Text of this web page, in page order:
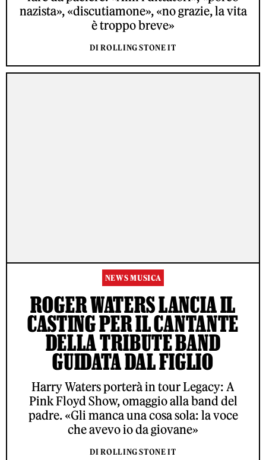
nazista», «discutiamone», «no grazie, la vita
è troppo breve»
DI ROLLING STONE IT
NEWS MUSICA
ROGER WATERS LANCIA IL
CASTING PER IL CANTANTE
DELLA TRIBUTE BAND
GUIDATA DAL FIGLIO
Harry Waters porterà in tour Legacy: A
Pink Floyd Show, omaggio alla band del
padre. «Gli manca una cosa sola: la voce
che avevo io da giovane»
DI ROLLING STONE IT